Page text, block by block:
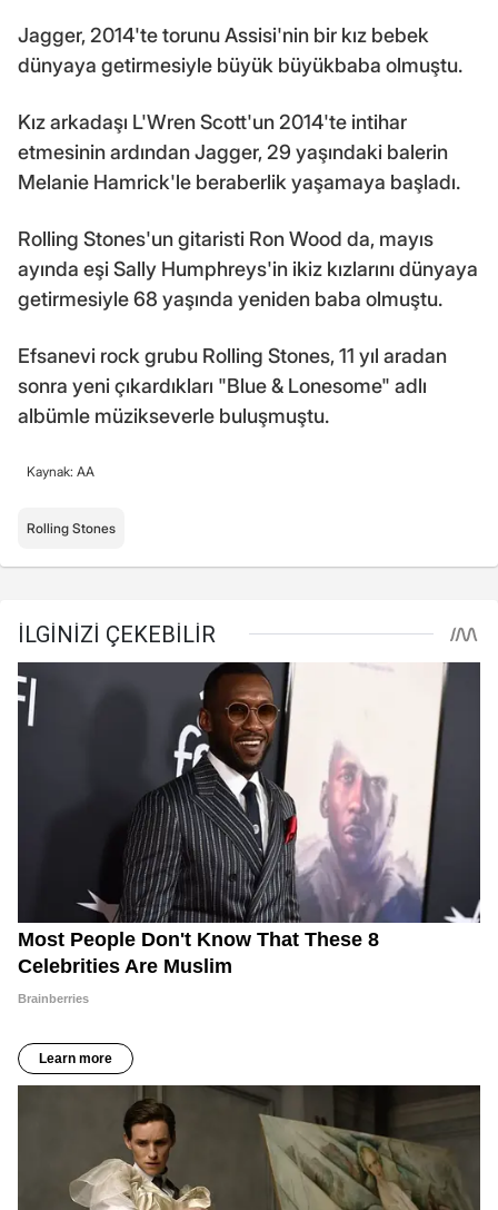
Jagger, 2014'te torunu Assisi'nin bir kız bebek
dünyaya getirmesiyle büyük büyükbaba olmuştu.
Kız arkadaşı L'Wren Scott'un 2014'te intihar
etmesinin ardından Jagger, 29 yaşındaki balerin
Melanie Hamrick'le beraberlik yaşamaya başladı.
Rolling Stones'un gitaristi Ron Wood da, mayıs
ayında eşi Sally Humphreys'in ikiz kızlarını dünyaya
getirmesiyle 68 yaşında yeniden baba olmuştu.
Efsanevi rock grubu Rolling Stones, 11 yıl aradan
sonra yeni çıkardıkları "Blue & Lonesome" adlı
albümle müzikseverle buluşmuştu.
Kaynak: AA
Rolling Stones